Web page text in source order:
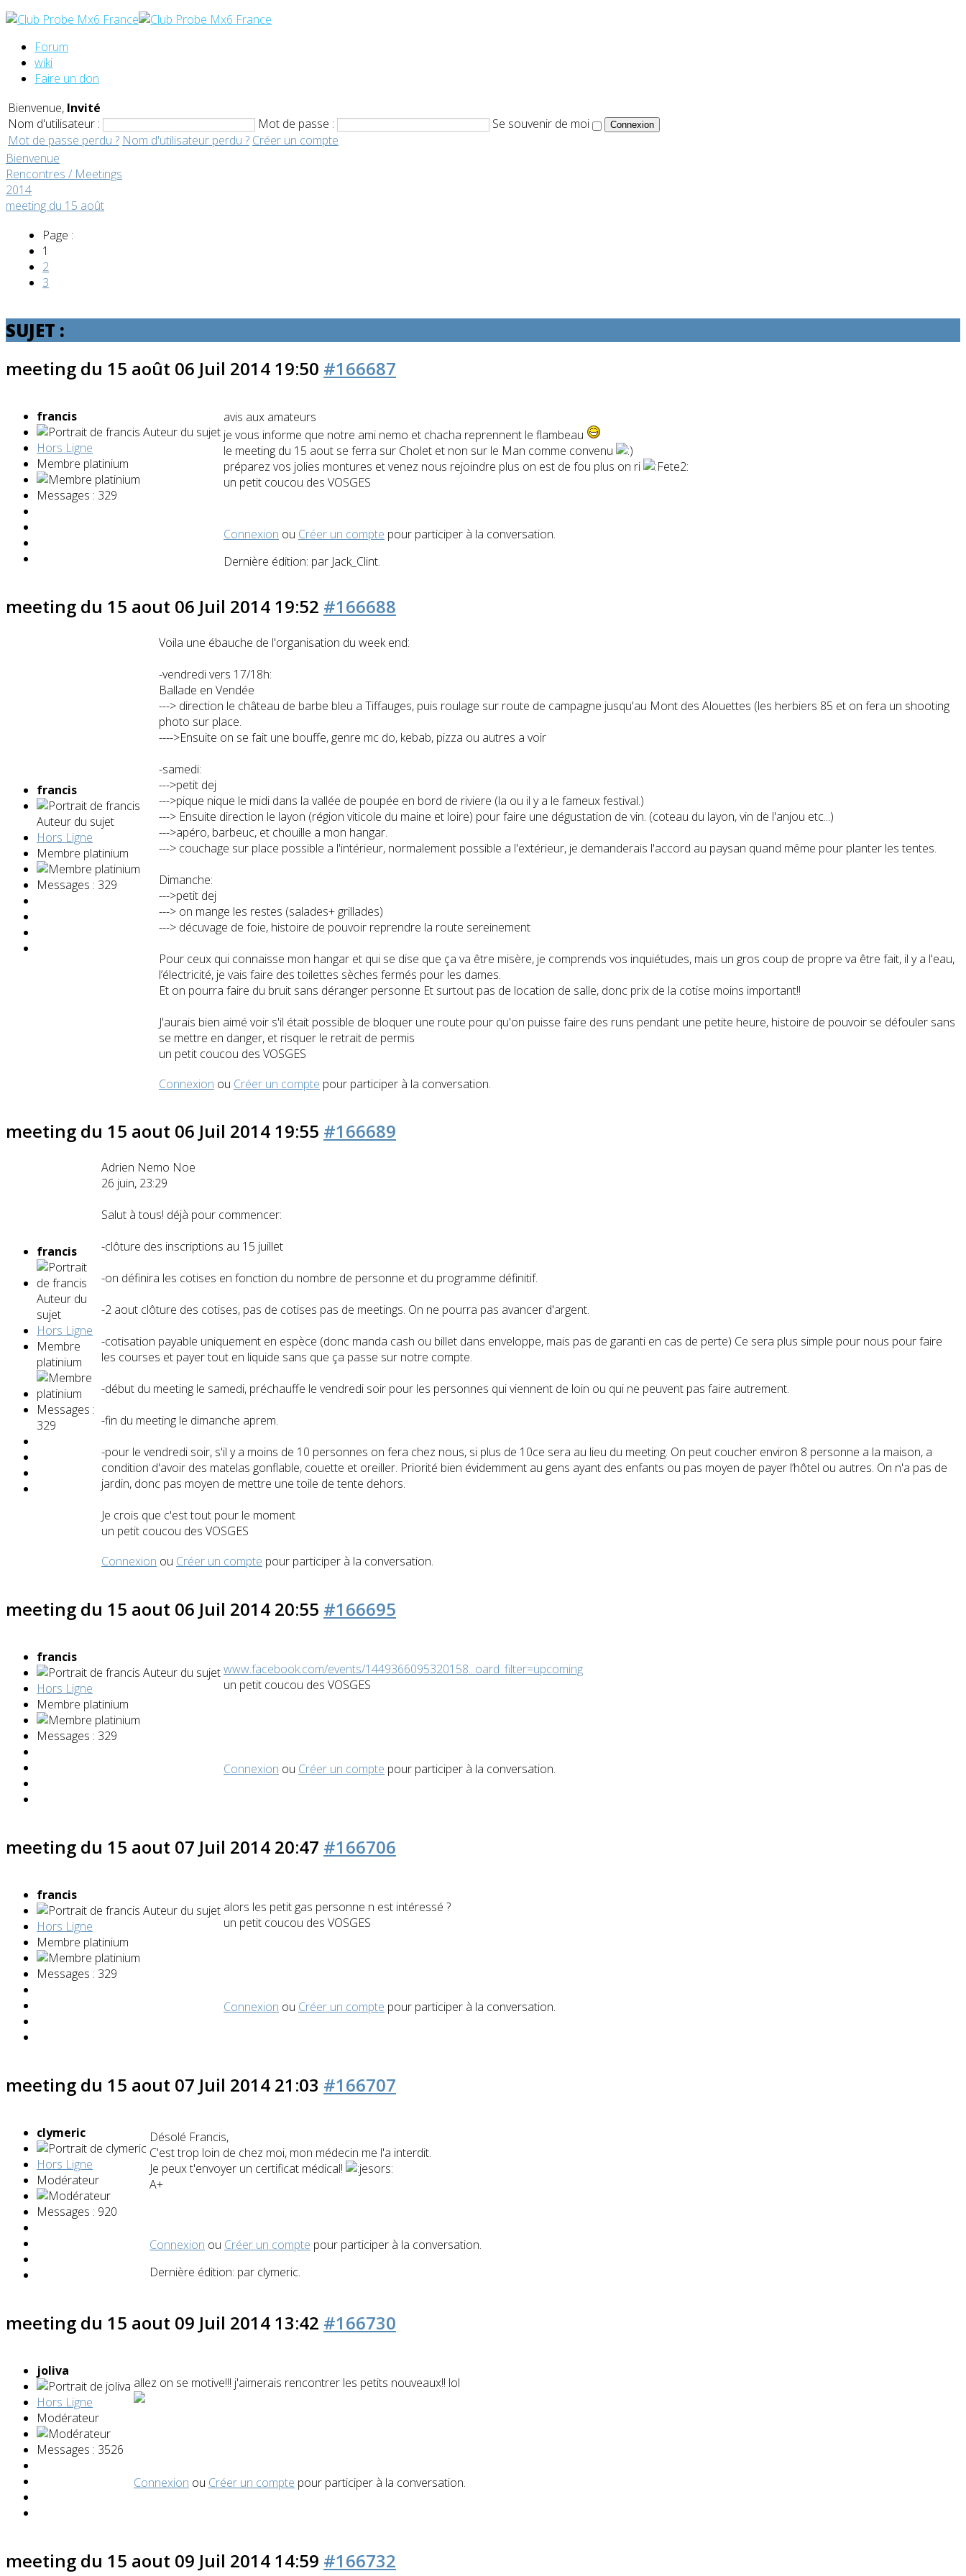
Forum
wiki
Faire un don
Bienvenue, Invité
Nom d'utilisateur :
Mot de passe :
Se souvenir de moi
Mot de passe perdu ? Nom d'utilisateur perdu ? Créer un compte
Bienvenue
Rencontres / Meetings
2014
meeting du 15 août
Page :
1
2
3
SUJET :
meeting du 15 août 06 Juil 2014 19:50 #166687
francis
Auteur du sujet
Hors Ligne
Membre platinium
Messages : 329
avis aux amateurs
je vous informe que notre ami nemo et chacha reprennent le flambeau
le meeting du 15 aout se ferra sur Cholet et non sur le Man comme convenu
préparez vos jolies montures et venez nous rejoindre plus on est de fou plus on ri
un petit coucou des VOSGES
Connexion ou Créer un compte pour participer à la conversation.
Dernière édition: par Jack_Clint.
meeting du 15 aout 06 Juil 2014 19:52 #166688
francis
Auteur du sujet
Hors Ligne
Membre platinium
Messages : 329
Voila une ébauche de l'organisation du week end:
-vendredi vers 17/18h:
Ballade en Vendée
---> direction le château de barbe bleu a Tiffauges, puis roulage sur route de campagne jusqu'au Mont des Alouettes (les herbiers 85 et on fera un shooting
photo sur place.
---->Ensuite on se fait une bouffe, genre mc do, kebab, pizza ou autres a voir
-samedi:
--->petit dej
--->pique nique le midi dans la vallée de poupée en bord de riviere (la ou il y a le fameux festival.)
---> Ensuite direction le layon (région viticole du maine et loire) pour faire une dégustation de vin. (coteau du layon, vin de l'anjou etc...)
--->apéro, barbeuc, et chouille a mon hangar.
---> couchage sur place possible a l'intérieur, normalement possible a l'extérieur, je demanderais l'accord au paysan quand même pour planter les tentes.
Dimanche:
--->petit dej
---> on mange les restes (salades+ grillades)
---> décuvage de foie, histoire de pouvoir reprendre la route sereinement
Pour ceux qui connaisse mon hangar et qui se dise que ça va être misère, je comprends vos inquiétudes, mais un gros coup de propre va être fait, il y a l'eau,
l’électricité, je vais faire des toilettes sèches fermés pour les dames.
Et on pourra faire du bruit sans déranger personne Et surtout pas de location de salle, donc prix de la cotise moins important!!
J'aurais bien aimé voir s'il était possible de bloquer une route pour qu'on puisse faire des runs pendant une petite heure, histoire de pouvoir se défouler sans
se mettre en danger, et risquer le retrait de permis
un petit coucou des VOSGES
Connexion ou Créer un compte pour participer à la conversation.
meeting du 15 aout 06 Juil 2014 19:55 #166689
francis
Auteur du
sujet
Hors Ligne
Membre
platinium
Messages :
329
Adrien Nemo Noe
26 juin, 23:29
Salut à tous! déjà pour commencer:
-clôture des inscriptions au 15 juillet
-on définira les cotises en fonction du nombre de personne et du programme définitif.
-2 aout clôture des cotises, pas de cotises pas de meetings. On ne pourra pas avancer d'argent.
-cotisation payable uniquement en espèce (donc manda cash ou billet dans enveloppe, mais pas de garanti en cas de perte) Ce sera plus simple pour nous pour faire
les courses et payer tout en liquide sans que ça passe sur notre compte.
-début du meeting le samedi, préchauffe le vendredi soir pour les personnes qui viennent de loin ou qui ne peuvent pas faire autrement.
-fin du meeting le dimanche aprem.
-pour le vendredi soir, s'il y a moins de 10 personnes on fera chez nous, si plus de 10ce sera au lieu du meeting. On peut coucher environ 8 personne a la maison, a
condition d'avoir des matelas gonflable, couette et oreiller. Priorité bien évidemment au gens ayant des enfants ou pas moyen de payer l’hôtel ou autres. On n'a pas de
jardin, donc pas moyen de mettre une toile de tente dehors.
Je crois que c'est tout pour le moment
un petit coucou des VOSGES
Connexion ou Créer un compte pour participer à la conversation.
meeting du 15 aout 06 Juil 2014 20:55 #166695
francis
Auteur du sujet
Hors Ligne
Membre platinium
Messages : 329
www.facebook.com/events/1449366095320158...oard_filter=upcoming
un petit coucou des VOSGES
Connexion ou Créer un compte pour participer à la conversation.
meeting du 15 aout 07 Juil 2014 20:47 #166706
francis
Auteur du sujet
Hors Ligne
Membre platinium
Messages : 329
alors les petit gas personne n est intéressé ?
un petit coucou des VOSGES
Connexion ou Créer un compte pour participer à la conversation.
meeting du 15 aout 07 Juil 2014 21:03 #166707
clymeric
Hors Ligne
Modérateur
Messages : 920
Désolé Francis,
C'est trop loin de chez moi, mon médecin me l'a interdit.
Je peux t'envoyer un certificat médical!
A+
Connexion ou Créer un compte pour participer à la conversation.
Dernière édition: par clymeric.
meeting du 15 aout 09 Juil 2014 13:42 #166730
joliva
Hors Ligne
Modérateur
Messages : 3526
allez on se motive!!! j'aimerais rencontrer les petits nouveaux!! lol
Connexion ou Créer un compte pour participer à la conversation.
meeting du 15 aout 09 Juil 2014 14:59 #166732